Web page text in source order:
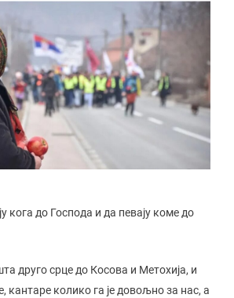
кога до Господа и да певају коме до
друго срце до Косова и Метохија, и
кантаре колико га је довољно за нас, а